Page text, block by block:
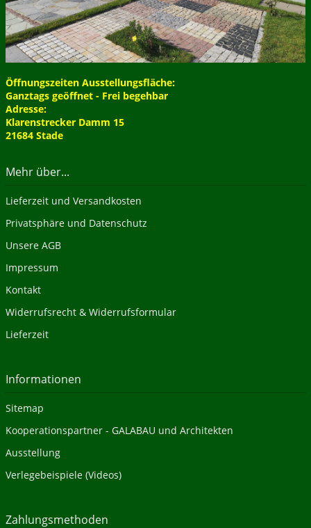
Öffnungszeiten Ausstellungsfläche:
Ganztags geöffnet - Frei begehbar
Adresse:
Klarenstrecker Damm 15
21684 Stade
Mehr über...
Lieferzeit und Versandkosten
Privatsphäre und Datenschutz
Unsere AGB
Impressum
Kontakt
Widerrufsrecht & Widerrufsformular
Lieferzeit
Informationen
Sitemap
Kooperationspartner - GALABAU und Architekten
Ausstellung
Verlegebeispiele (Videos)
Zahlungsmethoden